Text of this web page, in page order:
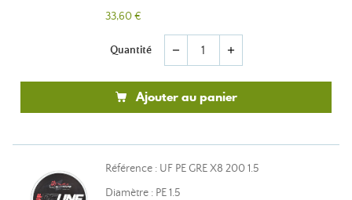
33,60 €
Quantité remove add
Ajouter au panier
Référence : UF PE GRE X8 200 1.5
Diamètre : PE 1.5